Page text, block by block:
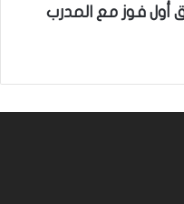
أول فوز مع المدرب